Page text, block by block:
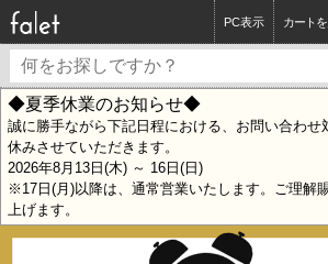
カート
PC表示
◆夏季休業のお知らせ◆
誠に勝手ながら下記日程における、お問い合わせ
休みさせていただきます。
2026年8月13日(木) ～ 16日(日)
※17日(月)以降は、通常営業いたします。ご理解
上げます。